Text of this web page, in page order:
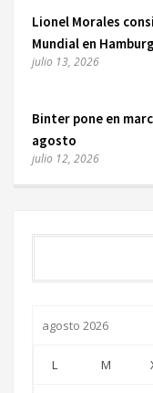
Lionel Morales
Mundial en
julio 13, 2026
Binter pone en
agosto
julio 12, 2026
agosto 2026
L M